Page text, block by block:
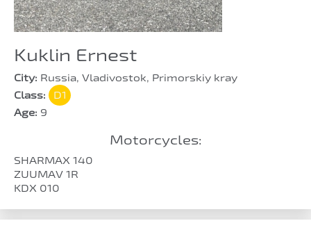
Kuklin Ernest
City: Russia, Vladivostok, Primorskiy kray
Class:
D1
Age: 9
Motorcycles:
SHARMAX 140
ZUUMAV 1R
KDX 010